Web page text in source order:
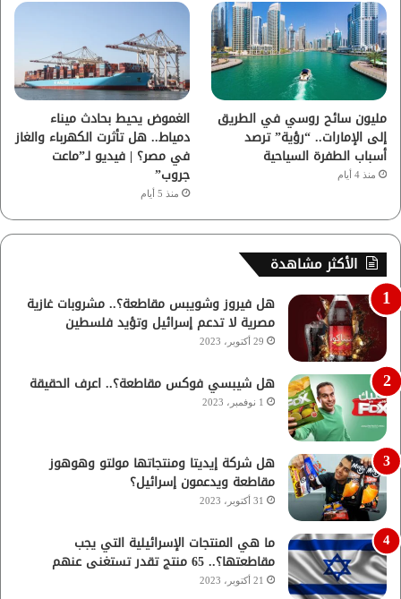
مليون سائح روسي في الطريق
إلى الإمارات.. “رؤية” ترصد
أسباب الطفرة السياحية
منذ 4 أيام
الغموض يحيط بحادث ميناء
دمياط.. هل تأثرت الكهرباء والغاز
في مصر؟ | فيديو لـ”ماعت
جروب”
منذ 5 أيام
الأكثر مشاهدة
هل فيروز وشويبس مقاطعة؟.. مشروبات غازية
مصرية لا تدعم إسرائيل وتؤيد فلسطين
29 أكتوبر، 2023
هل شيبسي فوكس مقاطعة؟.. اعرف الحقيقة
1 نوفمبر، 2023
هل شركة إيديتا ومنتجاتها مولتو وهوهوز
مقاطعة ويدعمون إسرائيل؟
31 أكتوبر، 2023
ما هي المنتجات الإسرائيلية التي يجب
مقاطعتها؟.. 65 منتج تقدر تستغنى عنهم
21 أكتوبر، 2023